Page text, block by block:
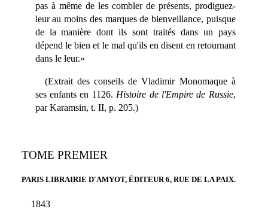
pas à même de les combler de présents, prodiguez-
leur au moins des marques de bienveillance, puisque
de la manière dont ils sont traités dans un pays
dépend le bien et le mal qu'ils en disent en retournant
dans le leur.»
(Extrait des conseils de Vladimir Monomaque à
ses enfants en 1126. Histoire de l'Empire de Russie,
par Karamsin, t. II, p. 205.)
TOME PREMIER
PARIS LIBRAIRIE D'AMYOT, ÉDITEUR 6, RUE DE LA PAIX.
1843